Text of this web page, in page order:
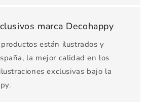
marca Decohappy
están ilustrados y
la mejor calidad en los
exclusivas bajo la